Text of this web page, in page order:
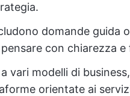
domande guida
con chiarezza
vari modelli di
orientate ai